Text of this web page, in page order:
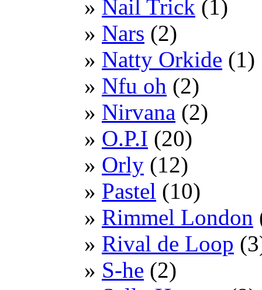
Nail Trick (1)
Nars (2)
Natty Orkide (1)
Nfu oh (2)
Nirvana (2)
O.P.I (20)
Orly (12)
Pastel (10)
Rimmel London
Rival de Loop
S-he (2)